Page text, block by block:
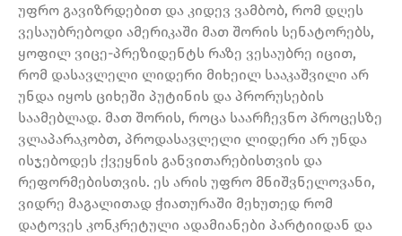
უფრო გავიზრდებით და კიდევ ვამბობ, რომ დღეს
ვესაუბრებოდი ამერიკაში მათ შორის სენატორებს,
ყოფილ ვიცე-პრეზიდენტს რაზე ვესაუბრე იცით,
რომ დასავლელი ლიდერი მიხეილ სააკაშვილი არ
უნდა იყოს ციხეში პუტინის და პრორუსების
საამებლად. მათ შორის, როცა საარჩევნო პროცესზე
ვლაპარაკობთ, პროდასავლელი ლიდერი არ უნდა
ისჯებოდეს ქვეყნის განვითარებისთვის და
რეფორმებისთვის. ეს არის უფრო მნიშვნელოვანი,
ვიდრე მაგალითად ჭიათურაში მეხუთედ რომ
დატოვეს კონკრეტული ადამიანები პარტიიდან და